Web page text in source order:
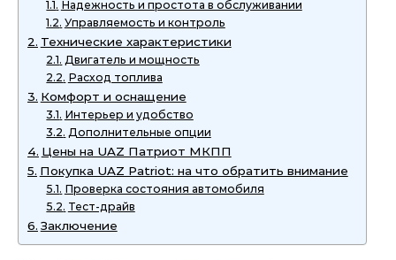
Надежность и простота в обслуживании
Управляемость и контроль
Технические характеристики
Двигатель и мощность
Расход топлива
Комфорт и оснащение
Интерьер и удобство
Дополнительные опции
Цены на UAZ Патриот МКПП
Покупка UAZ Patriot: на что обратить внимание
Проверка состояния автомобиля
Тест-драйв
Заключение